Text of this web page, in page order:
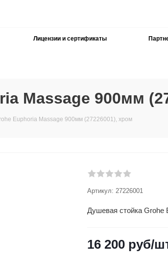
Лицензии и сертификаты
Massage 900мм
Euphoria Massage 900мм (27226001), хром
Артикул: 27226001
Душевая стойка Grohe
16 200 руб/